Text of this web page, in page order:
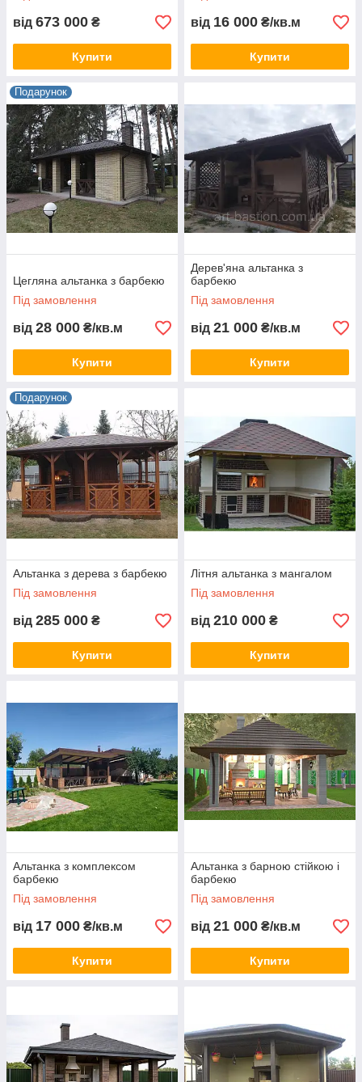
від 673 000 ₴
Купити
від 16 000 ₴/кв.м
Купити
Подарунок
Цегляна альтанка з барбекю
Під замовлення
від 28 000 ₴/кв.м
Купити
Дерев'яна альтанка з
барбекю
Під замовлення
від 21 000 ₴/кв.м
Купити
Подарунок
Альтанка з дерева з барбекю
Під замовлення
від 285 000 ₴
Купити
Літня альтанка з мангалом
Під замовлення
від 210 000 ₴
Купити
Альтанка з комплексом
барбекю
Під замовлення
від 17 000 ₴/кв.м
Купити
Альтанка з барною стійкою і
барбекю
Під замовлення
від 21 000 ₴/кв.м
Купити